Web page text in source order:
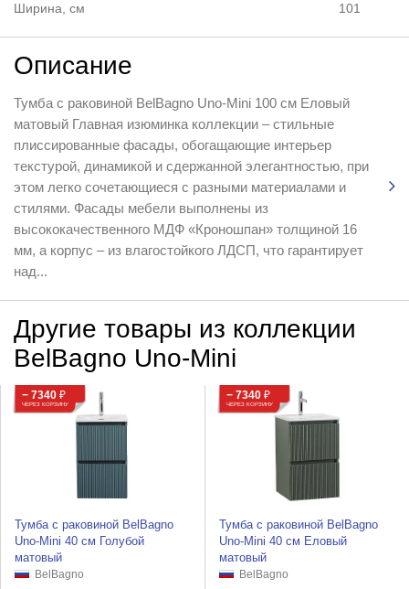
Ширина, см 101
Описание
Тумба с раковиной BelBagno Uno-Mini 100 см Еловый
матовый Главная изюминка коллекции – стильные
плиссированные фасады, обогащающие интерьер
текстурой, динамикой и сдержанной элегантностью, при
этом легко сочетающиеся с разными материалами и
стилями. Фасады мебели выполнены из
высококачественного МДФ «Кроношпан» толщиной 16
мм, а корпус – из влагостойкого ЛДСП, что гарантирует
над...
Другие товары из коллекции
BelBagno Uno-Mini
− 7340 ₽
ЧЕРЕЗ КОРЗИНУ
Тумба с раковиной BelBagno
Uno-Mini 40 см Голубой
матовый
BelBagno
− 7340 ₽
ЧЕРЕЗ КОРЗИНУ
Тумба с раковиной BelBagno
Uno-Mini 40 см Еловый
матовый
BelBagno